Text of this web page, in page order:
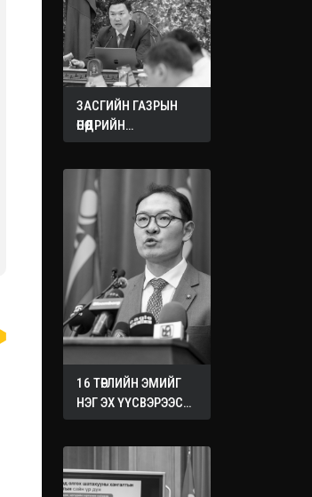
ЗАСГИЙН ГАЗРЫН
ӨНӨӨДРИЙН
ХУРАЛДААНААС
ШИЙДВЭРҮҮД
16 ТӨРЛИЙН ЭМИЙГ
НЭГ ЭХ ҮҮСВЭРЭЭС
ХУДАЛДАН АВАХ